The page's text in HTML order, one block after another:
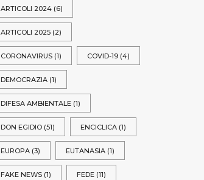
ARTICOLI 2024(6)
ARTICOLI 2025(2)
CORONAVIRUS(1) COVID-19(4)
DEMOCRAZIA(1)
DIFESA AMBIENTALE(1)
DON EGIDIO(51) ENCICLICA(1)
EUROPA(3) EUTANASIA(1)
FAKE NEWS(1) FEDE(11)